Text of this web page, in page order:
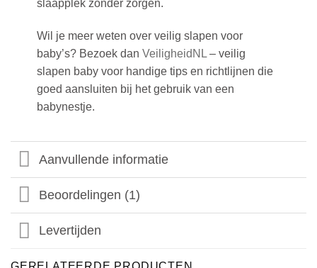
slaapplek zonder zorgen.
Wil je meer weten over veilig slapen voor
baby’s? Bezoek dan VeiligheidNL– veilig
slapen baby voor handige tips en richtlijnen die
goed aansluiten bij het gebruik van een
babynestje.
Aanvullende informatie
Beoordelingen (1)
Levertijden